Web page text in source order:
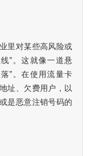
里对某些高风险或
”。这就像一道悬
”。在使用流量卡
址、欠费用户，以
是恶意注销号码的